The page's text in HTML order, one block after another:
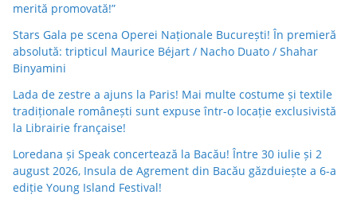
merită promovată!”
Stars Gala pe scena Operei Naționale București! În premieră
absolută: tripticul Maurice Béjart / Nacho Duato / Shahar
Binyamini
Lada de zestre a ajuns la Paris! Mai multe costume și textile
tradiționale românești sunt expuse într-o locație exclusivistă
la Librairie française!
Loredana și Speak concertează la Bacău! Între 30 iulie și 2
august 2026, Insula de Agrement din Bacău găzduiește a 6-a
ediție Young Island Festival!